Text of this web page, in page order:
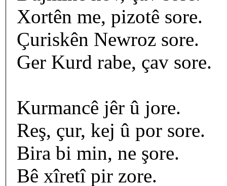
Xortên me, pizotê sore.
Çuriskên Newroz sore.
Ger Kurd rabe, çav sore.
Kurmancê jêr û jore.
Reş, çur, kej û por sore.
Bira bi min, ne şore.
Bê xîretî pir zore.